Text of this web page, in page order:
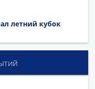
летний кубок